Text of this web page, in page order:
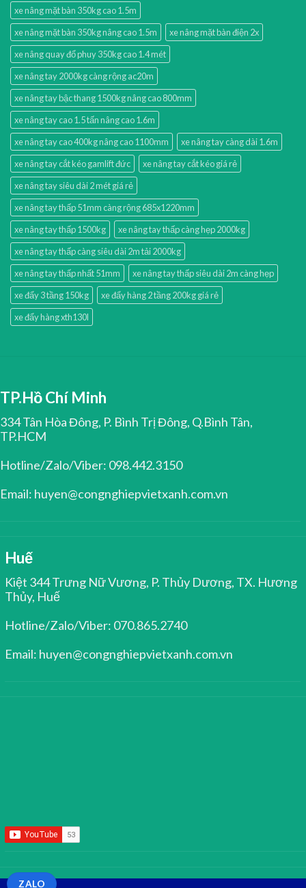
xe nâng mặt bàn 350kg cao 1.5m
xe nâng mặt bàn 350kg nâng cao 1.5m
xe nâng mặt bàn điện 2x
xe nâng quay đổ phuy 350kg cao 1.4 mét
xe nâng tay 2000kg càng rộng ac20m
xe nâng tay bậc thang 1500kg nâng cao 800mm
xe nâng tay cao 1.5 tấn nâng cao 1.6m
xe nâng tay cao 400kg nâng cao 1100mm
xe nâng tay càng dài 1.6m
xe nâng tay cắt kéo gamlift đức
xe nâng tay cắt kéo giá rẻ
xe nâng tay siêu dài 2 mét giá rẻ
xe nâng tay thấp 51mm càng rộng 685x1220mm
xe nâng tay thấp 1500kg
xe nâng tay thấp càng hẹp 2000kg
xe nâng tay thấp càng siêu dài 2m tải 2000kg
xe nâng tay thấp nhất 51mm
xe nâng tay thấp siêu dài 2m càng hẹp
xe đẩy 3 tầng 150kg
xe đẩy hàng 2 tầng 200kg giá rẻ
xe đẩy hàng xth130l
TP.Hồ Chí Minh
334 Tân Hòa Đông, P. Bình Trị Đông, Q.Bình Tân,
TP.HCM
Hotline/Zalo/Viber: 098.442.3150
Email: huyen@congnghiepvietxanh.com.vn
Huế
Kiệt 344 Trưng Nữ Vương, P. Thủy Dương, TX. Hương
Thủy, Huế
Hotline/Zalo/Viber: 070.865.2740
Email: huyen@congnghiepvietxanh.com.vn
ZALO